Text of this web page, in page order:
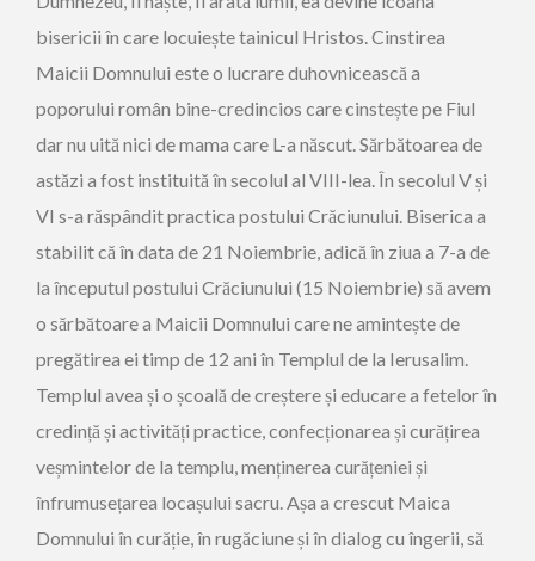
bisericii în care locuiește tainicul Hristos. Cinstirea
Maicii Domnului este o lucrare duhovnicească a
poporului român bine-credincios care cinstește pe Fiul
dar nu uită nici de mama care L-a născut. Sărbătoarea de
astăzi a fost instituită în secolul al VIII-lea. În secolul V și
VI s-a răspândit practica postului Crăciunului. Biserica a
stabilit că în data de 21 Noiembrie, adică în ziua a 7-a de
la începutul postului Crăciunului (15 Noiembrie) să avem
o sărbătoare a Maicii Domnului care ne amintește de
pregătirea ei timp de 12 ani în Templul de la Ierusalim.
Templul avea și o școală de creștere și educare a fetelor în
credință și activități practice, confecționarea și curățirea
veșmintelor de la templu, menținerea curățeniei și
înfrumusețarea locașului sacru. Așa a crescut Maica
Domnului în curăție, în rugăciune și în dialog cu îngerii, să